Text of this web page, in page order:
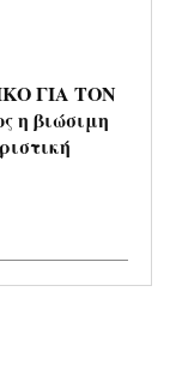
ΓΙΑ ΤΟΝ
η βιώσιμη